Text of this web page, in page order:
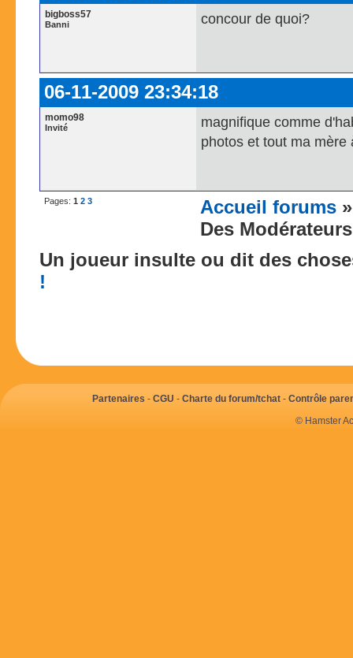
bigboss57
Banni concour de quoi?
06-11-2009 23:34:18
momo98
Invité
magnifique comme
photos et tout ma
Pages: 1 2 3 Accueil forums
Des
Un joueur insulte ou dit des
!
Partenaires - CGU - Charte du forum/tchat- Contrôle
© Hamster